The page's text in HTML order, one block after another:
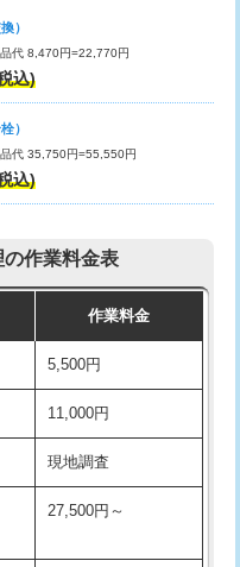
44,000円
11,000円~
55,000円
+11,000円
修
）
33,000円
22,000円+材料費
）
代 8,470円=22,770円
込)
）
代 35,750円=55,550円
込)
作業料金表
作業料金
5,500円
11,000円
現地調査
27,500円～